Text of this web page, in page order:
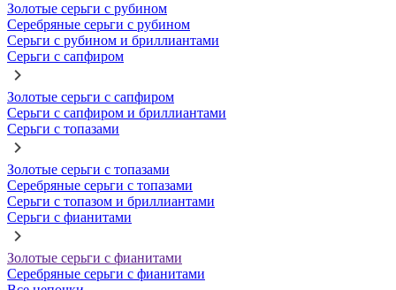
Золотые серьги с рубином
Серебряные серьги с рубином
Серьги с рубином и бриллиантами
Серьги с сапфиром
Золотые серьги с сапфиром
Серьги с сапфиром и бриллиантами
Серьги с топазами
Золотые серьги с топазами
Серебряные серьги с топазами
Серьги с топазом и бриллиантами
Серьги с фианитами
Золотые серьги с фианитами
Серебряные серьги с фианитами